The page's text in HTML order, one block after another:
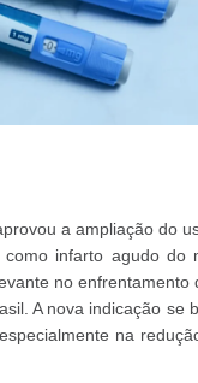
a ampliação do
infarto agudo do
no enfrentamento
A nova indicação se
na